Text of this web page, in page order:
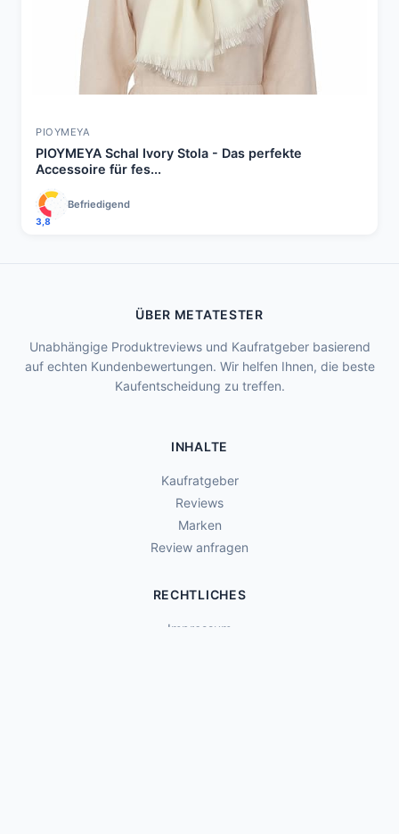
PIOYMEYA
PIOYMEYA Schal Ivory Stola - Das perfekte
Accessoire für fes...
3,8
Befriedigend
ÜBER METATESTER
Unabhängige Produktreviews und Kaufratgeber basierend
auf echten Kundenbewertungen. Wir helfen Ihnen, die beste
Kaufentscheidung zu treffen.
INHALTE
Kaufratgeber
Reviews
Marken
Review anfragen
RECHTLICHES
Impressum